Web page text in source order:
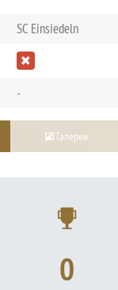
SC Einsiedeln
-
Галереи
0